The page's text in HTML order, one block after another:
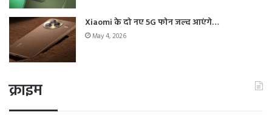
Xiaomi के दो नए 5G फोन जल्द आएंगे…
May 4, 2026
क्राइम